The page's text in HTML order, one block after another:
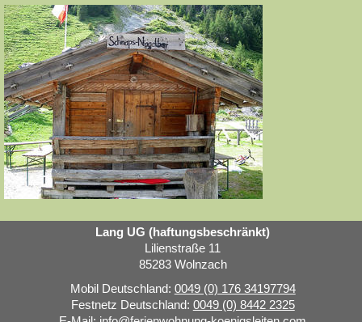
Lang UG (haftungsbeschränkt)
Lilienstraße 11
85283 Wolnzach
Mobil Deutschland: 0049 (0) 176 34197794
Festnetz Deutschland: 0049 (0) 8442 2325